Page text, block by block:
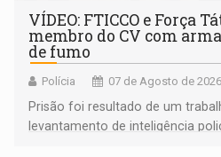
VÍDEO: FTICCO e Força
membro do CV com
de fumo
Polícia 07 de Agosto de
Prisão foi resultado de um
levantamento de inteligência